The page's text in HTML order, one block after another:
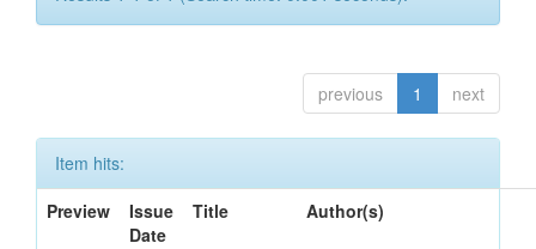
previous 1 next
Item hits:
Preview
Issue
Date
Title Author(s)